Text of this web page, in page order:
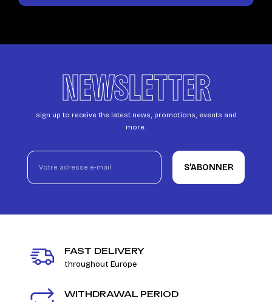
NEWSLETTER
sign up to receive the latest news, promotions, events and
more.
S’ABONNER
FAST DELIVERY
throughout Europe
WITHDRAWAL PERIOD